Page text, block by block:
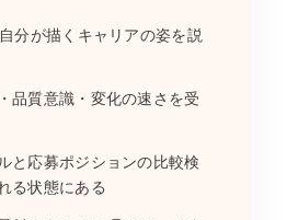
分が描くキャリアの姿を説
品質意識・変化の速さを受
と応募ポジションの比較検
る状態にある